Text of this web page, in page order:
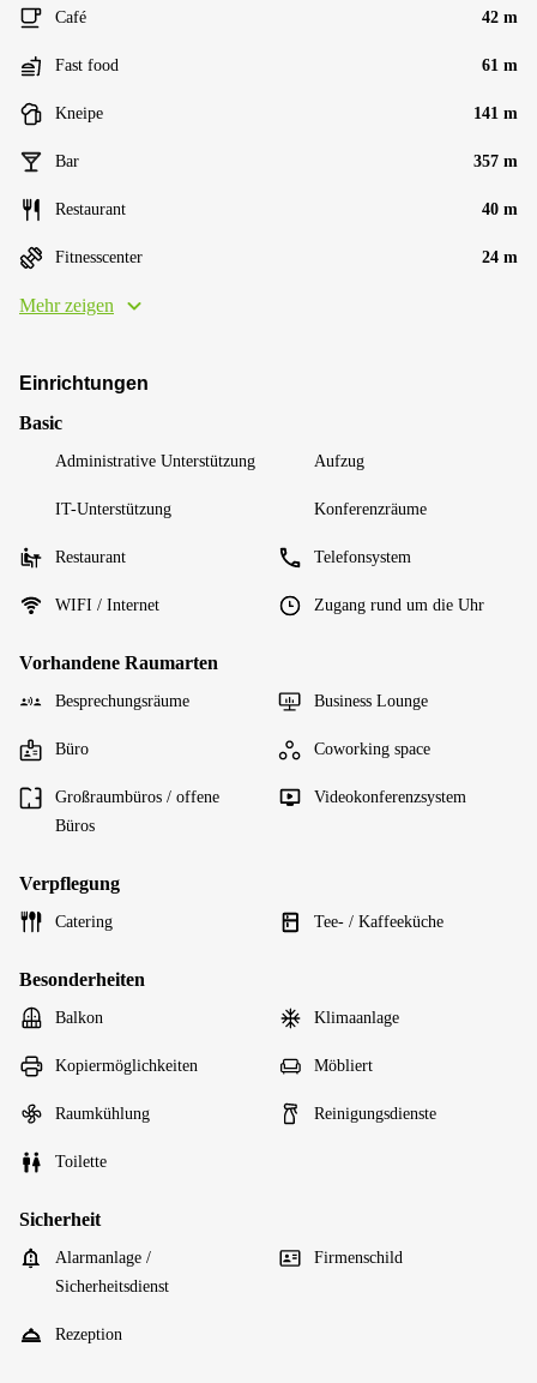
Café 42 m
Fast food 61 m
Kneipe 141 m
Bar 357 m
Restaurant 40 m
Fitnesscenter 24 m
Mehr zeigen
Einrichtungen
Basic
Administrative Unterstützung Aufzug
IT-Unterstützung Konferenzräume
Restaurant Telefonsystem
WIFI / Internet Zugang rund um die Uhr
Vorhandene Raumarten
Besprechungsräume Business Lounge
Büro Coworking space
Großraumbüros / offene
Büros
Videokonferenzsystem
Verpflegung
Catering Tee- / Kaffeeküche
Besonderheiten
Balkon Klimaanlage
Kopiermöglichkeiten Möbliert
Raumkühlung Reinigungsdienste
Toilette
Sicherheit
Alarmanlage /
Sicherheitsdienst
Firmenschild
Rezeption